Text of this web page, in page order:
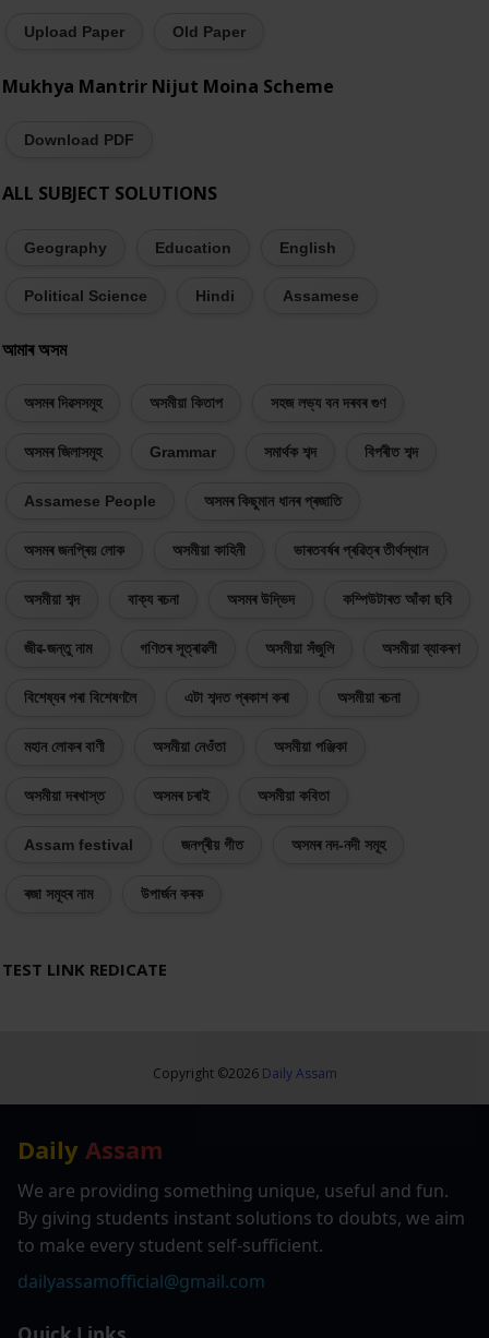
Upload Paper Old Paper
Mukhya Mantrir Nijut Moina Scheme
Download PDF
ALL SUBJECT SOLUTIONS
Geography Education English
Political Science Hindi Assamese
আমাৰ অসম
অসমৰ দিৱসসমূহ অসমীয়া কিতাপ সহজ লভ্য বন দৰবৰ গুণ
অসমৰ জিলাসমূহ Grammar সমাৰ্থক শব্দ বিপৰীত শব্দ
Assamese People অসমৰ কিছুমান ধানৰ প্ৰজাতি
অসমৰ জনপ্ৰিয় লোক অসমীয়া কাহিনী ভাৰতবৰ্ষৰ প্ৰৱিত্ৰ তীৰ্থস্থান
অসমীয়া শব্দ বাক্য ৰচনা অসমৰ উদ্ভিদ কম্পিউটাৰত আঁকা ছবি
জীৱ-জন্তু নাম গণিতৰ সূত্ৰাৱলী অসমীয়া সঁজুলি অসমীয়া ব্যাকৰণ
বিশেষ্যৰ পৰা বিশেষণলৈ এটা শব্দত প্ৰকাশ কৰা অসমীয়া ৰচনা
মহান লোকৰ বাণী অসমীয়া নেওঁতা অসমীয়া পঞ্জিকা
অসমীয়া দৰখাস্ত অসমৰ চৰাই অসমীয়া কবিতা
Assam festival জনপ্ৰীয় গীত অসমৰ নদ-নদী সমূহ
ৰজা সমূহৰ নাম উপাৰ্জন কৰক
TEST LINK REDICATE
Copyright ©2026 Daily Assam
Daily Assam
We are providing something unique, useful and fun.
By giving students instant solutions to doubts, we aim
to make every student self-sufficient.
dailyassamofficial@gmail.com